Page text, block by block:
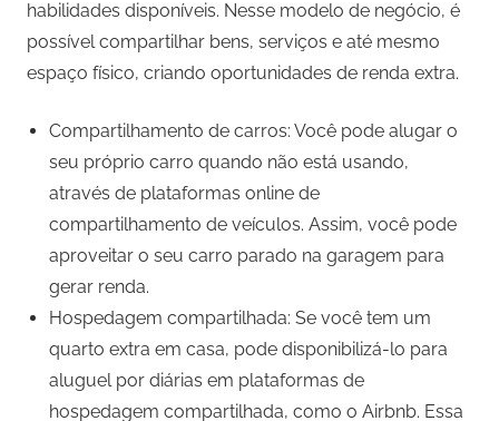
habilidades disponíveis. Nesse modelo de negócio, é
possível compartilhar bens, serviços e até mesmo
espaço físico, criando oportunidades de renda extra.
Compartilhamento de carros: Você pode alugar o
seu próprio carro quando não está usando,
através de plataformas online de
compartilhamento de veículos. Assim, você pode
aproveitar o seu carro parado na garagem para
gerar renda.
Hospedagem compartilhada: Se você tem um
quarto extra em casa, pode disponibilizá-lo para
aluguel por diárias em plataformas de
hospedagem compartilhada, como o Airbnb. Essa